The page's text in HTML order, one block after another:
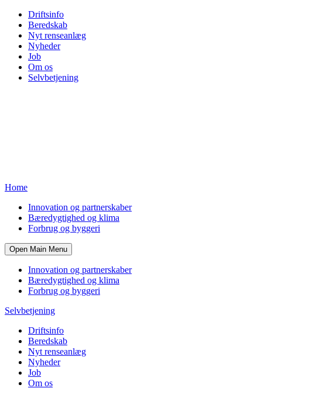
Driftsinfo
Beredskab
Nyt renseanlæg
Nyheder
Job
Om os
Selvbetjening
Home
Innovation og partnerskaber
Bæredygtighed og klima
Forbrug og byggeri
Open Main Menu
Innovation og partnerskaber
Bæredygtighed og klima
Forbrug og byggeri
Selvbetjening
Driftsinfo
Beredskab
Nyt renseanlæg
Nyheder
Job
Om os